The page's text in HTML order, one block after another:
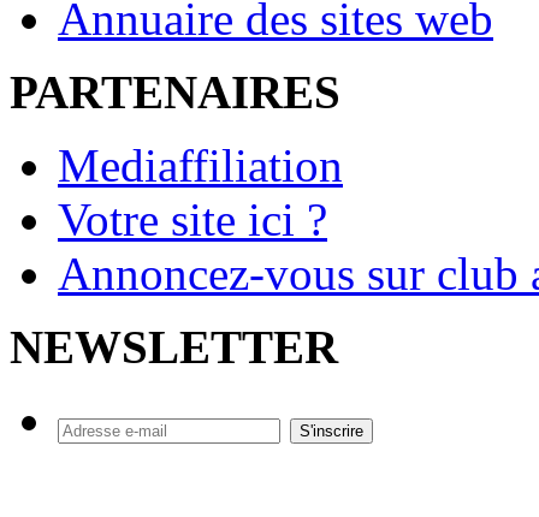
Annuaire des sites web
PARTENAIRES
Mediaffiliation
Votre site ici ?
Annoncez-vous sur
NEWSLETTER